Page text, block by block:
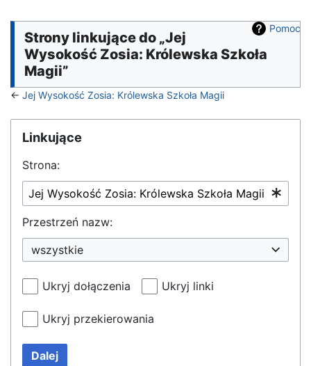
Pomoc
Strony linkujące do „Jej
Wysokość Zosia: Królewska Szkoła
Magii”
← Jej Wysokość Zosia: Królewska Szkoła Magii
Linkujące
Strona:
Przestrzeń nazw:
wszystkie
Ukryj dołączenia Ukryj linki
Ukryj przekierowania
Dalej